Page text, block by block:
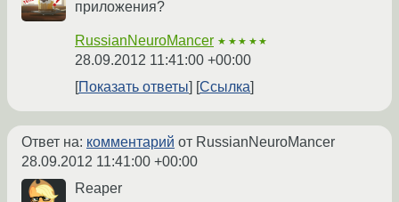
приложения?
RussianNeuroMancer ★★★★★
28.09.2012 11:41:00 +00:00
Показать ответы
Ссылка
Ответ на: комментарий от RussianNeuroMancer
28.09.2012 11:41:00 +00:00
Reaper